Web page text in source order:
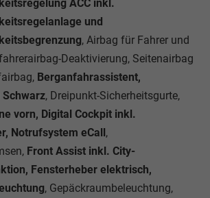
ACC inkl.
und
, Airbag für Fahrer und
Deaktivierung, Seitenairbag
Berganfahrassistent,
Schwarz, Dreipunkt-Sicherheitsgurte,
vorn, Digital Cockpit inkl.
Notrufsystem eCall,
Front Assist inkl. City-
Fensterheber elektrisch,
, Gepäckraumbeleuchtung,